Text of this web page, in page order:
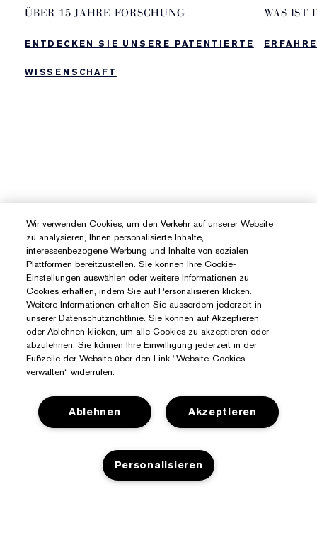
ÜBER 15 JAHRE FORSCHUNG
ENTDECKEN SIE UNSERE PATENTIERTE
WISSENSCHAFT
WAS IST
Sie Benötigen Hilfe?
Wir verwenden Cookies, um den Verkehr auf unserer Website
zu analysieren, Ihnen personalisierte Inhalte,
interessenbezogene Werbung und Inhalte von sozialen
Plattformen bereitzustellen. Sie können Ihre Cookie-
Einstellungen auswählen oder weitere Informationen zu
Cookies erhalten, indem Sie auf Personalisieren klicken.
Weitere Informationen erhalten Sie ausserdem jederzeit in
unserer Datenschutzrichtlinie. Sie können auf Akzeptieren
oder Ablehnen klicken, um alle Cookies zu akzeptieren oder
abzulehnen. Sie können Ihre Einwilligung jederzeit in der
Fußzeile der Website über den Link “Website-Cookies
verwalten“ widerrufen.
Akzeptieren
Ablehnen
Personalisieren